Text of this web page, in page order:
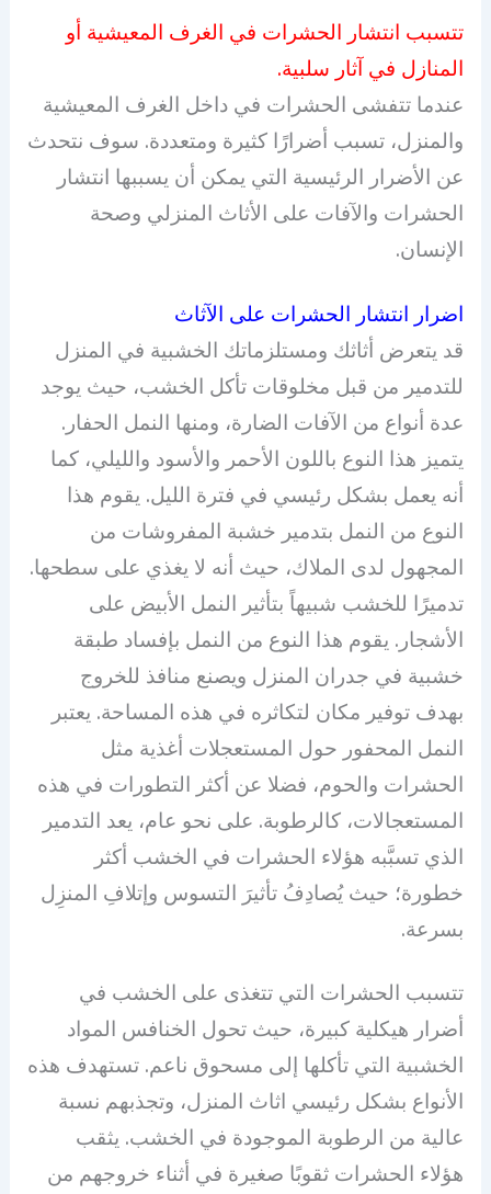
تتسبب انتشار الحشرات في الغرف المعيشية أو
المنازل في آثار سلبية.
عندما تتفشى الحشرات في داخل الغرف المعيشية
والمنزل، تسبب أضرارًا كثيرة ومتعددة. سوف نتحدث
عن الأضرار الرئيسية التي يمكن أن يسببها انتشار
الحشرات والآفات على الأثاث المنزلي وصحة
الإنسان.
اضرار انتشار الحشرات على الآثاث
قد يتعرض أثاثك ومستلزماتك الخشبية في المنزل
للتدمير من قبل مخلوقات تأكل الخشب، حيث يوجد
عدة أنواع من الآفات الضارة، ومنها النمل الحفار.
يتميز هذا النوع باللون الأحمر والأسود والليلي، كما
أنه يعمل بشكل رئيسي في فترة الليل. يقوم هذا
النوع من النمل بتدمير خشبة المفروشات من
المجهول لدى الملاك، حيث أنه لا يغذي على سطحها.
تدميرًا للخشب شبيهاً بتأثير النمل الأبيض على
الأشجار. يقوم هذا النوع من النمل بإفساد طبقة
خشبية في جدران المنزل ويصنع منافذ للخروج
بهدف توفير مكان لتكاثره في هذه المساحة. يعتبر
النمل المحفور حول المستعجلات أغذية مثل
الحشرات والحوم، فضلا عن أكثر التطورات في هذه
المستعجالات، كالرطوبة. على نحو عام، يعد التدمير
الذي تسبَّبه هؤلاء الحشرات في الخشب أكثر
خطورة؛ حيث يُصادِفُ تأثيرَ التسوس وإتلافِ المنزِل
بسرعة.
تتسبب الحشرات التي تتغذى على الخشب في
أضرار هيكلية كبيرة، حيث تحول الخنافس المواد
الخشبية التي تأكلها إلى مسحوق ناعم. تستهدف هذه
الأنواع بشكل رئيسي اثاث المنزل، وتجذبهم نسبة
عالية من الرطوبة الموجودة في الخشب. يثقب
هؤلاء الحشرات ثقوبًا صغيرة في أثناء خروجهم من